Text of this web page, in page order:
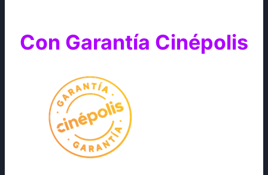
Con Garantía Cinépolis